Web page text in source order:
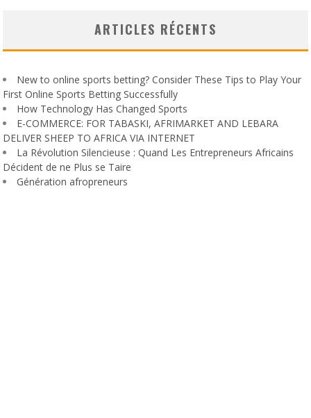
ARTICLES RÉCENTS
New to online sports betting? Consider These Tips to Play Your
First Online Sports Betting Successfully
How Technology Has Changed Sports
E-COMMERCE: FOR TABASKI, AFRIMARKET AND LEBARA
DELIVER SHEEP TO AFRICA VIA INTERNET
La Révolution Silencieuse : Quand Les Entrepreneurs Africains
Décident de ne Plus se Taire
Génération afropreneurs